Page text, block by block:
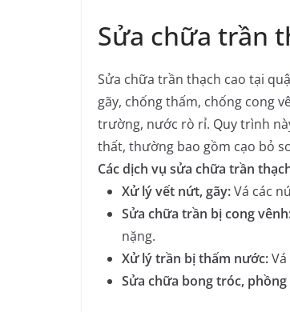
Sửa chữa trần
Sửa chữa trần thạch cao tại
gãy, chống thấm, chống cong
trường, nước rò rỉ. Quy trình
thất, thường bao gồm cạo bỏ
Các dịch vụ sửa chữa trần
Xử lý vết nứt, gãy:Vá các
Sửa chữa trần bị cong
nặng.
Xử lý trần bị thấm nước:
Sửa chữa bong tróc,